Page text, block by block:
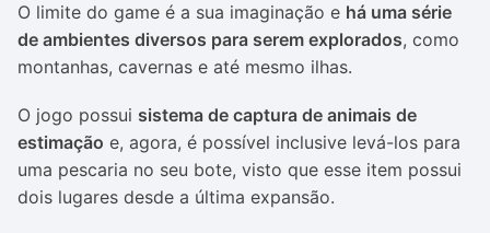
O limite do game é a sua imaginação e há uma série
de ambientes diversos para serem explorados, como
montanhas, cavernas e até mesmo ilhas.
O jogo possui sistema de captura de animais de
estimação e, agora, é possível inclusive levá-los para
uma pescaria no seu bote, visto que esse item possui
dois lugares desde a última expansão.